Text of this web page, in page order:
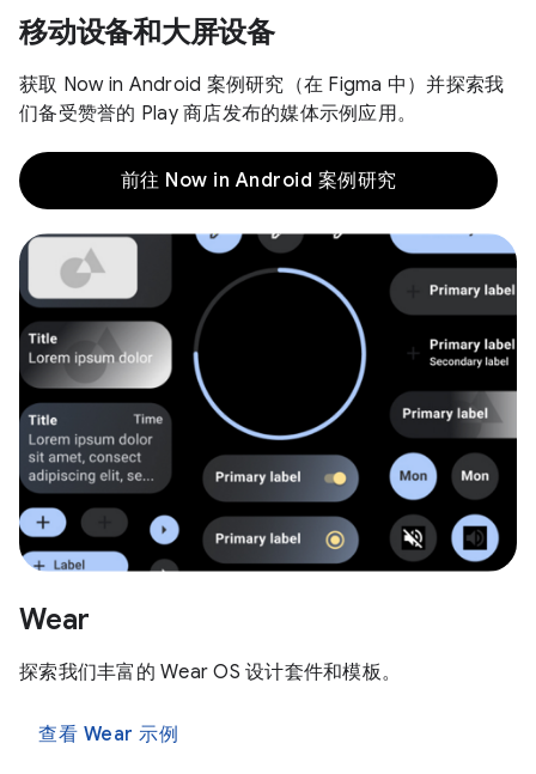
移动设备和大屏设备
获取 Now in Android 案例研究（在 Figma 中）并探索我
们备受赞誉的 Play 商店发布的媒体示例应用。
前往 Now in Android 案例研究
Wear
探索我们丰富的 Wear OS 设计套件和模板。
查看 Wear 示例